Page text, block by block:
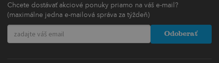
Chcete dostávať akciové ponuky priamo na váš e-mail?
(maximálne jedna e-mailová správa za týždeň)
Odoberať